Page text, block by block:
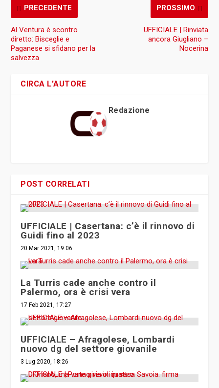
PRECEDENTE
Al Ventura è scontro
diretto: Bisceglie e
Paganese si sfidano per la
salvezza
PROSSIMO
UFFICIALE | Rinviata
ancora Giugliano –
Nocerina
CIRCA L'AUTORE
Redazione
POST CORRELATI
UFFICIALE | Casertana: c’è il rinnovo di
Guidi fino al 2023
20 Mar 2021, 19:06
La Turris cade anche contro il
Palermo, ora è crisi vera
17 Feb 2021, 17:27
UFFICIALE – Afragolese, Lombardi
nuovo dg del settore giovanile
3 Lug 2020, 18:26